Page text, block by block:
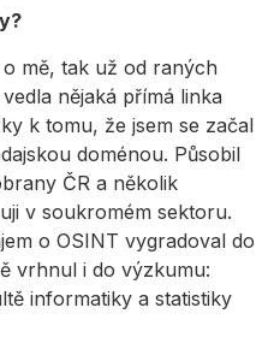
o mě, tak už od raných
nějaká přímá linka
k tomu, že jsem se začal
doménou. Působil
ČR a několik
v soukromém sektoru.
o OSINT vygradoval do
vrhnul i do výzkumu:
informatiky a statistiky